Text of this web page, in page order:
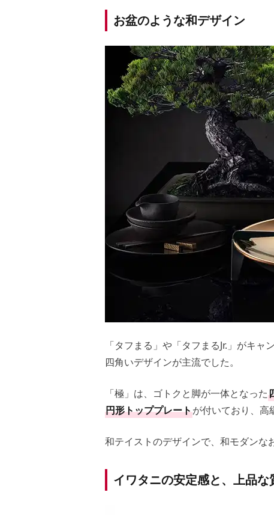
お盆のような和デザイン
「タフまる」や「タフまるJr.」がキ
四角いデザインが主流でした。
「極」は、ゴトクと脚が一体となった
円形トッププレートが付いており、高
和テイストのデザインで、和モダンな
イワタニの安定感と、上品な